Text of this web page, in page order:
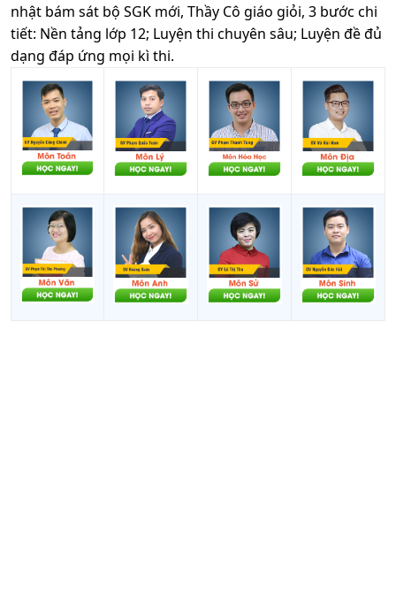
nhật bám sát bộ SGK mới, Thầy Cô giáo giỏi, 3 bước chi
tiết: Nền tảng lớp 12; Luyện thi chuyên sâu; Luyện đề đủ
dạng đáp ứng mọi kì thi.